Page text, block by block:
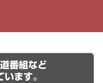
番組など
ます。